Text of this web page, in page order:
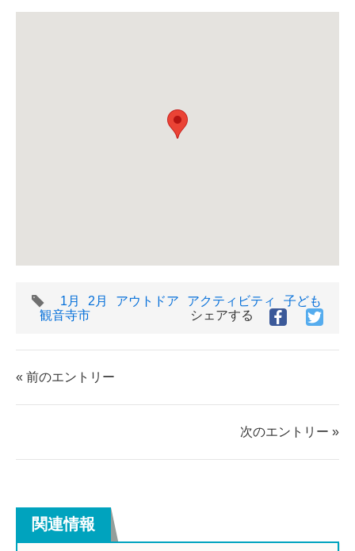
タ
グ
1月 2月 アウトドア アクティビティ
子ども
観音寺市
シェアする
Facebook
シ
す
シ
す
« 前のエントリー
次のエントリー »
関連情報